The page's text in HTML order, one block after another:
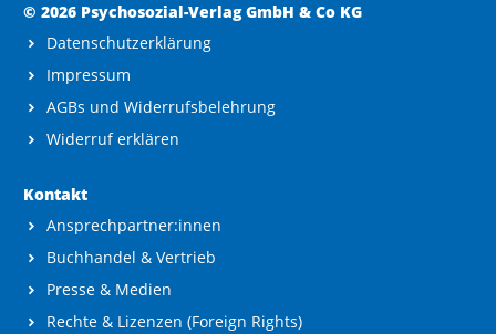
© 2026 Psychosozial-Verlag GmbH & Co KG
Datenschutzerklärung
Impressum
AGBs und Widerrufsbelehrung
Widerruf erklären
Kontakt
Ansprechpartner:innen
Buchhandel & Vertrieb
Presse & Medien
Rechte & Lizenzen (Foreign Rights)